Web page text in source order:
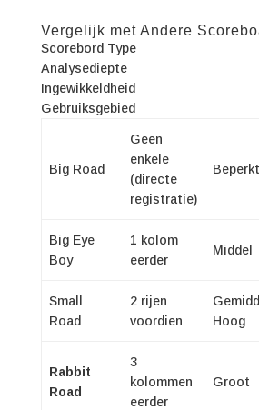
Vergelijk met Andere
Scorebord Type
Analysediepte
Ingewikkeldheid
Gebruiksgebied
Big Road
Geen
enkele
(directe
registratie)
Beperkt
Big Eye
Boy
1 kolom
eerder
Middel
Small
Road
2 rijen
voordien
Hoog
Rabbit
Road
3
kolommen
eerder
Groot